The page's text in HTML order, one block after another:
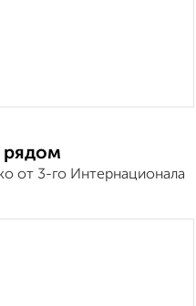
рядом
от 3-го Интернационала